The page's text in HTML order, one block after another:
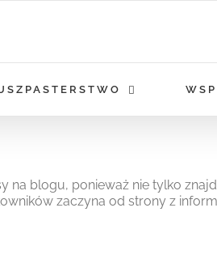
na blogu, ponieważ nie tylko
zaczyna od strony z